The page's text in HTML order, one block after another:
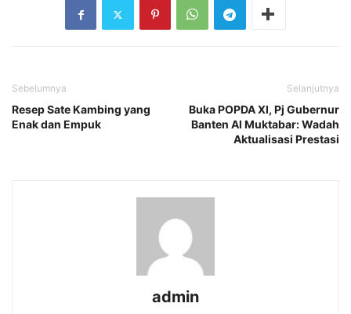
Sebelumnya
Resep Sate Kambing yang
Enak dan Empuk
Selanjutnya
Buka POPDA XI, Pj Gubernur
Banten Al Muktabar: Wadah
Aktualisasi Prestasi
admin